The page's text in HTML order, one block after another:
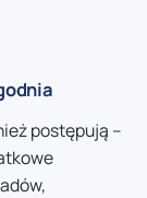
postępują –